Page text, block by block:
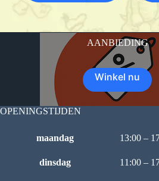
AANBIEDING
Winkel nu
OPENINGSTIJDEN
maandag 13:00 –
dinsdag 11:00 –